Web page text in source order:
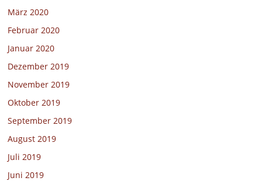
März 2020
Februar 2020
Januar 2020
Dezember 2019
November 2019
Oktober 2019
September 2019
August 2019
Juli 2019
Juni 2019